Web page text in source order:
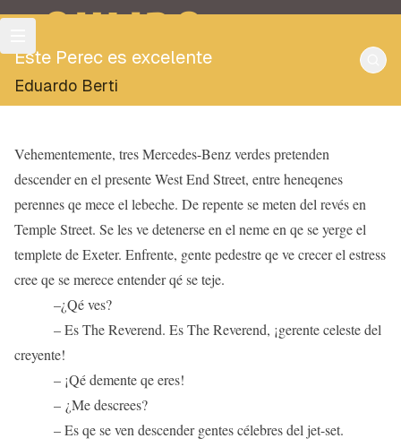
OULIPO
Este Perec es excelente
Eduardo Berti
Vehementemente, tres Mercedes-Benz verdes pretenden
descender en el presente West End Street, entre heneqenes
perennes qe mece el lebeche. De repente se meten del revés en
Temple Street. Se les ve detenerse en el neme en qe se yerge el
templete de Exeter. Enfrente, gente pedestre qe ve crecer el estress
cree qe se merece entender qé se teje.
–¿Qé ves?
– Es The Reverend. Es The Reverend, ¡gerente celeste del
creyente!
– ¡Qé demente qe eres!
– ¿Me descrees?
– Es qe se ven descender gentes célebres del jet-set.